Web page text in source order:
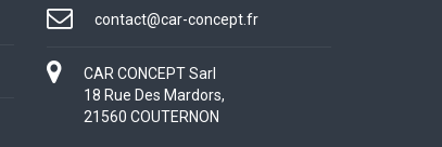
contact@car-concept.fr
CAR CONCEPT Sarl
18 Rue Des Mardors,
21560 COUTERNON